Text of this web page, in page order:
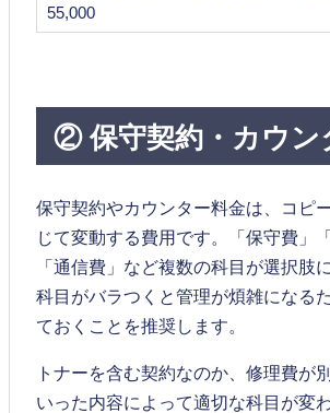
55,000
② 保守契約・カウン
保守契約やカウンター料金は、コピ
じて変動する費用です。「保守費」
「通信費」など複数の科目が選択肢
科目がバラつくと管理が煩雑になる
ておくことを推奨します。
トナーを含む契約なのか、修理費が
いった内容によって適切な科目が変